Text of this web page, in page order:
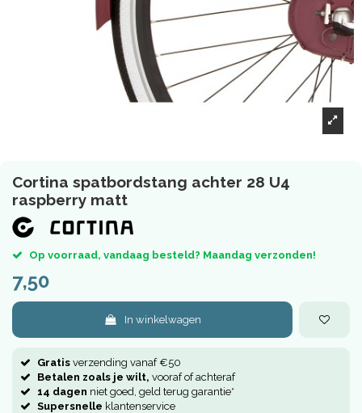
Cortina spatbordstang achter 28 U4
raspberry matt
Op voorraad, vandaag besteld? Maandag verzonden!
7,50
In winkelwagen
Gratis verzending vanaf €50
Betalen zoals je wilt, vooraf of achteraf
14 dagen niet goed, geld terug garantie*
Supersnelle klantenservice